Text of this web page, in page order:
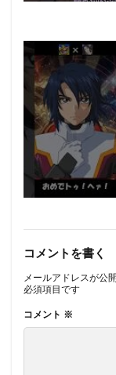
コメントを書く
メールアドレスが公
必須項目です
コメント ※